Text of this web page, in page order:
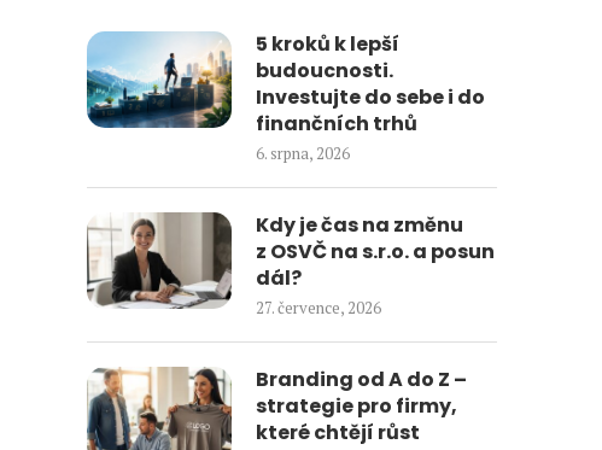
5 kroků k lepší
budoucnosti.
Investujte do sebe i do
finančních trhů
6. srpna, 2026
Kdy je čas na změnu
z OSVČ na s.r.o. a posun
dál?
27. července, 2026
Branding od A do Z –
strategie pro firmy,
které chtějí růst